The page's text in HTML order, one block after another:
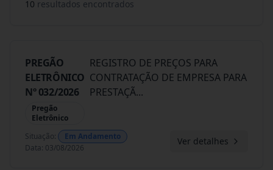
10 resultados encontrados
PREGÃO
ELETRÔNICO
Nº 032/2026
Pregão
Eletrônico
REGISTRO DE PREÇOS PARA
CONTRATAÇÃO DE EMPRESA PARA
PRESTAÇÃ...
Situação:
Em Andamento
Data: 03/08/2026
Ver detalhes